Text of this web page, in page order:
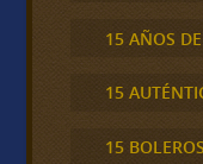
15 AÑOS
15
15